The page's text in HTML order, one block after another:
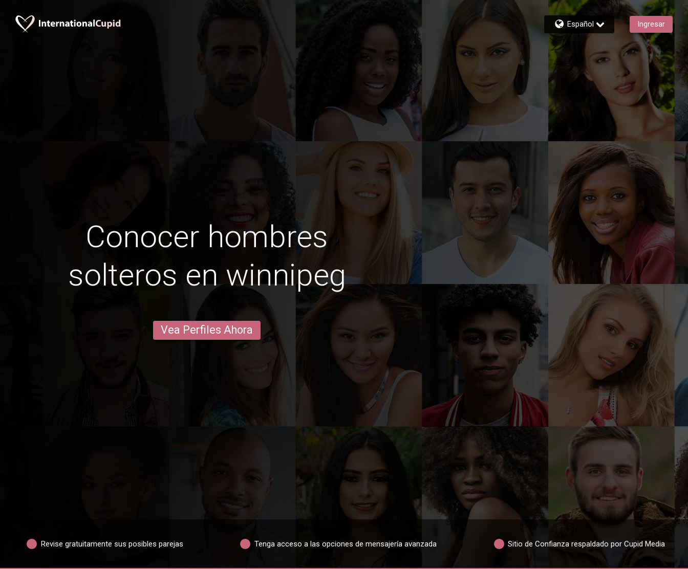
Español Ingresar
Conocer hombres
solteros en winnipeg
Vea Perfiles Ahora
Revise gratuitamente sus posibles parejas Tenga acceso a las opciones de mensajería avanzada Sitio de Confianza respaldado por Cupid Media